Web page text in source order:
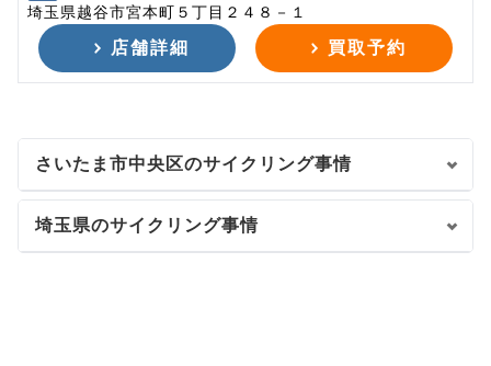
埼玉県越谷市宮本町５丁目２４８－１
店舗詳細 買取予約
さいたま市中央区のサイクリング事情
埼玉県のサイクリング事情